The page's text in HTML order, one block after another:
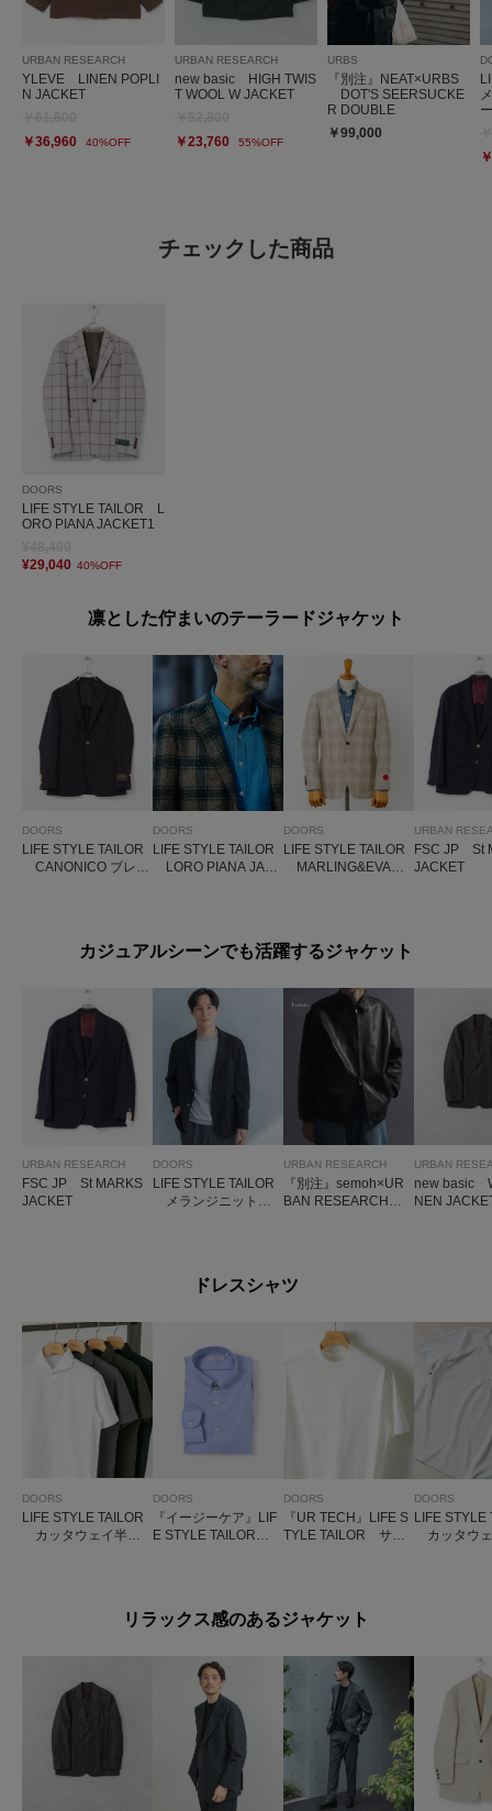
URBAN RESEARCH
YLEVE LINEN POPLI
N JACKET
￥36,960
40%OFF
URBAN RESEARCH
new basic HIGH TWIS
T WOOL W JACKET
￥23,760
55%OFF
URBS
『別注』NEAT×URBS
DOT'S SEERSUCKE
R DOUBLE
￥99,000
チェックした商品
DOORS
LIFE STYLE TAILOR L
ORO PIANA JACKET1
¥29,040 40%OFF
凛とした佇まいのテーラードジャケット
DOORS
LIFE STYLE TAILOR
CANONICO ブレザ
DOORS
LIFE STYLE TAILOR
LORO PIANA JAC
DOORS
LIFE STYLE TAILOR
MARLING&EVANS
URBAN
FSC JP St
JACKET
カジュアルシーンでも活躍するジャケット
URBAN RESEARCH
FSC JP St MARKS
JACKET
DOORS
LIFE STYLE TAILOR
メランジニットイ
URBAN RESEARCH
『別注』semoh×UR
BAN RESEARCH
URBAN
new basic
NEN
ドレスシャツ
DOORS
LIFE STYLE TAILOR
カッタウェイ半袖
DOORS
『イージーケア』LIF
E STYLE TAILOR
DOORS
『UR TECH』LIFE S
TYLE TAILOR サマ
DOORS
LIFE STYLE
カッタウ
リラックス感のあるジャケット